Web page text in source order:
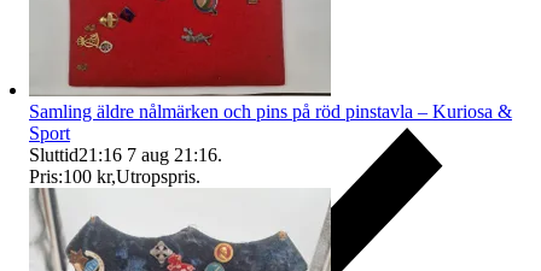
Samling äldre nålmärken och pins på röd pinstavla – Kuriosa &
Sport
Sluttid21:16 7 aug 21:16.
Pris:100 kr,Utropspris.